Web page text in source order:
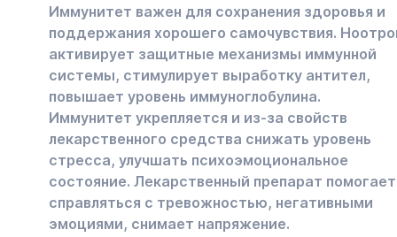
Иммунитет важен для сохранения здоровья и
поддержания хорошего самочувствия.
активирует защитные механизмы иммунной
системы, стимулирует выработку антител,
повышает уровень иммуноглобулина.
Иммунитет укрепляется и из-за свойств
лекарственного средства снижать уровень
стресса, улучшать психоэмоциональное
состояние. Лекарственный препарат помогает
справляться с тревожностью, негативными
эмоциями, снимает напряжение.